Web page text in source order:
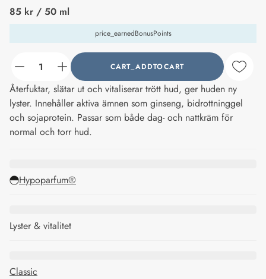
price_label
85 kr / 50 ml
price_earnedBonusPoints
counter_current CART_ADDTOCART
Återfuktar, slätar ut och vitaliserar trött hud, ger huden ny
lyster. Innehåller aktiva ämnen som ginseng, bidrottninggel
och sojaprotein. Passar som både dag- och nattkräm för
normal och torr hud.
Hypoparfum®
Lyster & vitalitet
Classic